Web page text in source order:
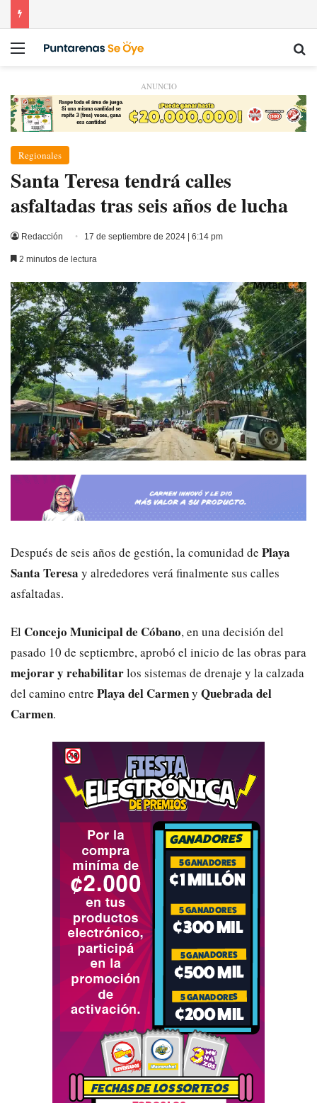
Menú
ANUNCIO
Regionales
Santa Teresa tendrá calles
asfaltadas tras seis años de lucha
Redacción 17 de septiembre de 2024 | 6:14 pm
2 minutos de lectura
Después de seis años de gestión, la comunidad de Playa
Santa Teresa y alrededores verá finalmente sus calles
asfaltadas.
El Concejo Municipal de Cóbano, en una decisión del
pasado 10 de septiembre, aprobó el inicio de las obras para
mejorar y rehabilitarlos sistemas de drenaje y la calzada
del camino entre Playa del Carmeny Quebrada del
Carmen.